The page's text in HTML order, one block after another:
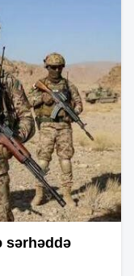
sərhəddə